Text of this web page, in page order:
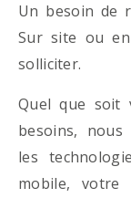
Un besoin de
Sur site ou en
solliciter.
Quel que soit
besoins,
les
mobile,